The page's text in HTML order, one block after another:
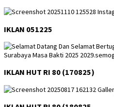
IKLAN 051225
IKLAN HUT RI 80 (170825)